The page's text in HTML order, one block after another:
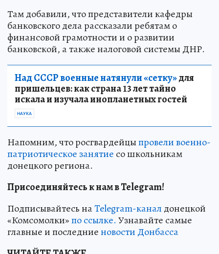
Там добавили, что представители кафедры
банковского дела рассказали ребятам о
финансовой грамотности и о развитии
банковской, а также налоговой системы ДНР.
Над СССР военные натянули «сетку»для
пришельцев: как страна 13 лет тайно
искала и изучала инопланетных гостей
НАУКА
Напомним, что росгвардейцыпровели военно-
патриотическое занятие со школьникам
донецкого региона.
Присоединяйтесь к нам в Telegram!
Подписывайтесь наTelegram-канал донецкой
«Комсомолки»по ссылке. Узнавайте самые
главные и последниеновости Донбасса